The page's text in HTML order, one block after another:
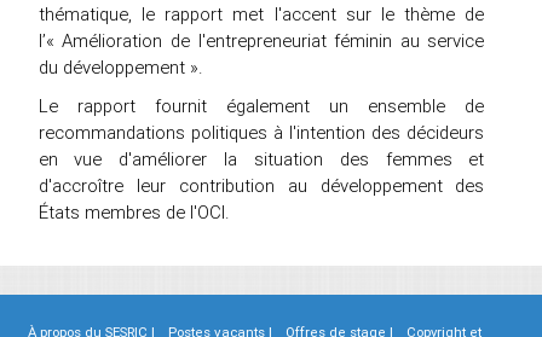
thématique, le rapport met l'accent sur le thème de
l’« Amélioration de l'entrepreneuriat féminin au service
du développement ».
Le rapport fournit également un ensemble de
recommandations politiques à l'intention des décideurs
en vue d'améliorer la situation des femmes et
d'accroître leur contribution au développement des
États membres de l'OCI.
À propos du SESRIC | Postes vacants | Offres de stage | Copyright et